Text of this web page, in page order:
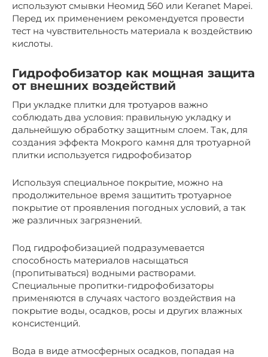
используют смывки Неомид 560 или Keranet Mapei.
Перед их применением рекомендуется провести
тест на чувствительность материала к воздействию
кислоты.
Гидрофобизатор как мощная защита
от внешних воздействий
При укладке плитки для тротуаров важно
соблюдать два условия: правильную укладку и
дальнейшую обработку защитным слоем. Так, для
создания эффекта Мокрого камня для тротуарной
плитки используется гидрофобизатор
Используя специальное покрытие, можно на
продолжительное время защитить тротуарное
покрытие от проявления погодных условий, а так
же различных загрязнений.
Под гидрофобизацией подразумевается
способность материалов насыщаться
(пропитываться) водными растворами.
Специальные пропитки-гидрофобизаторы
применяются в случаях частого воздействия на
покрытие воды, осадков, росы и других влажных
консистенций.
Вода в виде атмосферных осадков, попадая на